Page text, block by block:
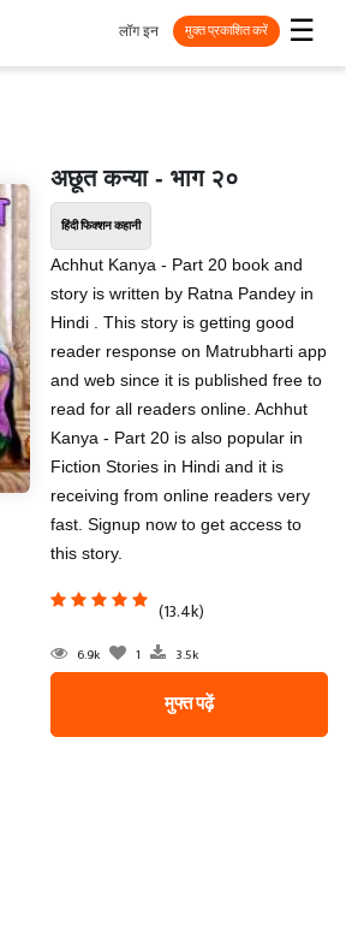
☰
लॉग इन मुक्त प्रकाशित करें
अछूत कन्या - भाग २०
हिंदी फिक्शन कहानी
Achhut Kanya - Part 20 book and
story is written by Ratna Pandey in
Hindi . This story is getting good
reader response on Matrubharti app
and web since it is published free to
read for all readers online. Achhut
Kanya - Part 20 is also popular in
Fiction Stories in Hindi and it is
receiving from online readers very
fast. Signup now to get access to
this story.
(13.4k)
6.9k 1 3.5k
मुफ्त पढ़ें